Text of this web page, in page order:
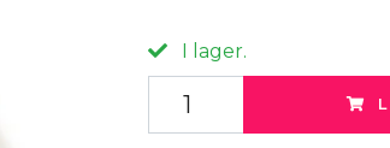
I lager.